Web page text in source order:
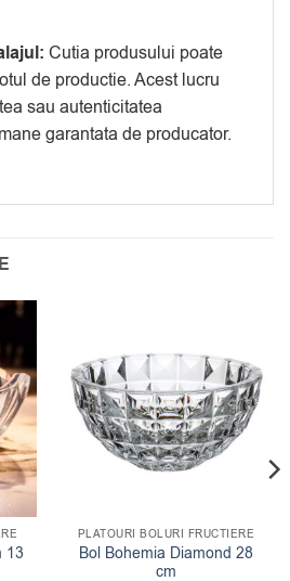
Cutia produsului poate
de productie. Acest lucru
sau autenticitatea
garantata de producator.
13
PLATOURI BOLURI FRUCTIERE
Bol Bohemia Diamond 28
cm